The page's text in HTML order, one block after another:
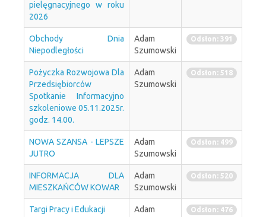
pielęgnacyjnego w roku
2026
Obchody Dnia
Niepodległości
Adam
Szumowski
Odsłon: 391
Pożyczka Rozwojowa Dla
Przedsiębiorców
Spotkanie Informacyjno
szkoleniowe 05.11.2025r.
godz. 14.00.
Adam
Szumowski
Odsłon: 518
NOWA SZANSA - LEPSZE
JUTRO
Adam
Szumowski
Odsłon: 499
INFORMACJA DLA
MIESZKAŃCÓW KOWAR
Adam
Szumowski
Odsłon: 520
Targi Pracy i Edukacji
Adam
Odsłon: 476